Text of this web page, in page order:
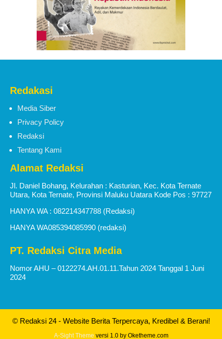
Redakasi
Media Siber
Privacy Policy
Redaksi
Tentang Kami
Alamat Redaksi
Jl. Daniel Bohang, Kelurahan : Kasturian, Kec. Kota Ternate
Utara, Kota Ternate, Provinsi Maluku Uatara Kode Pos : 97727
HANYA WA : 082214347788 (Redaksi)
HANYA WA085394085990 (redaksi)
PT. Redaksi Citra Media
Nomor AHU – 0122274.AH.01.11.Tahun 2024 Tanggal 1 Juni
2024
© Redaksi 24 - Website Berita Terpercaya, Kredibel & Berani!
A-Sight Theme versi 1.0 by Oketheme.com